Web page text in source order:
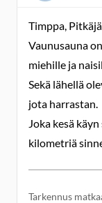
Timppa,
Vaunusauna
miehille ja
Sekä lähellä
jota harrastan.
Joka kesä
kilometriä
Tarkennus